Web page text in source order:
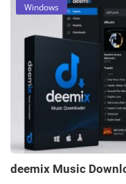
Windows
deemix Music